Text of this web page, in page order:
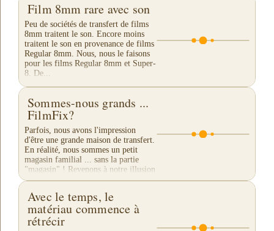
Film 8mm rare avec son
Peu de sociétés de transfert de films
8mm traitent le son. Encore moins
traitent le son en provenance de films
Regular 8mm. Nous, nous le faisons
pour les films Regular 8mm et Super-
8. De...
Sommes-nous grands ...
FilmFix?
Parfois, nous avons l'impression
d'être une grande maison de transfert.
En réalité, nous sommes un petit
magasin familial ... sans la partie
"magasin" ! Revenons à notre illusion
de...
Avec le temps, le
matériau commence à
rétrécir